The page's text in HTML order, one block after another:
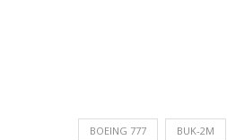
BOEING 777 BUK-2M